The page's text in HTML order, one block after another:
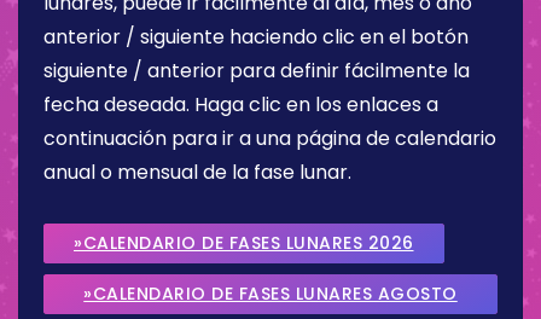
anterior / siguiente haciendo clic en el botón
siguiente / anterior para definir fácilmente la
fecha deseada. Haga clic en los enlaces a
continuación para ir a una página de calendario
anual o mensual de la fase lunar.
»CALENDARIO DE FASES LUNARES 2026
»CALENDARIO DE FASES LUNARES AGOSTO